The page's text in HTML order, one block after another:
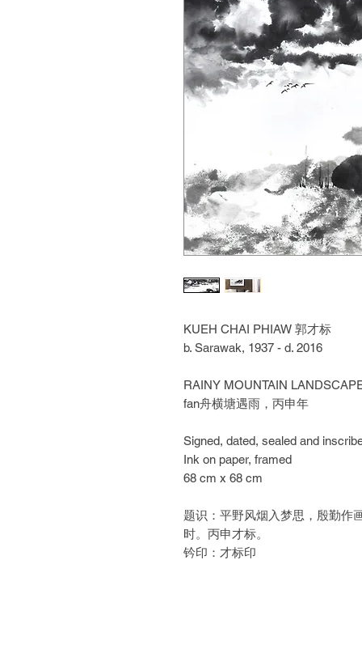
KUEH CHAI PHIAW 郭才标
b. Sarawak, 1937 - d. 2016
RAINY MOUNTAIN
fan舟横塘遇雨，丙申年
Signed, dated, sealed and
Ink on paper, framed
68 cm x 68 cm
题识：平野风烟入梦思，殷勤作
时。丙申才标。
钤印：才标印